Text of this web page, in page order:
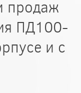
продаж
ПД100-
и с